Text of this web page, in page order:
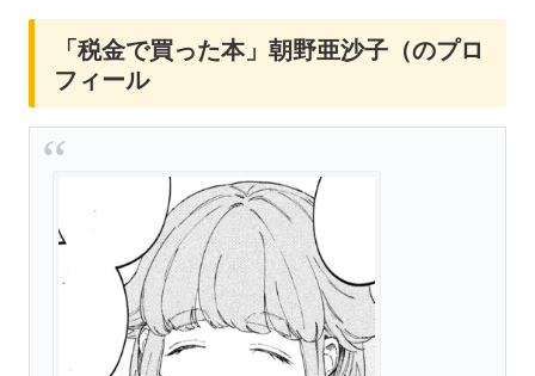
「税金で買った本」朝野亜沙子（のプロ
フィール